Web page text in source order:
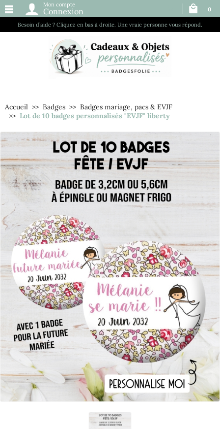
Besoin d’aide ? Cliquez en bas à droite. Une vraie personne vous répond.
Mon compte
Connexion 0
Accueil Badges
Badges mariage, pacs & EVJF
Lot de 10 badges personnalisés "EVJF" liberty